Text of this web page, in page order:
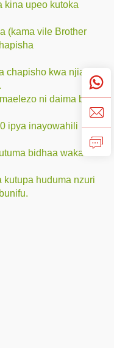
kina upeo kutoka
(kama vile Brother
chapisho kwa njia ya
ni daima bora
ipya inayowahili
bidhaa wakati
kutupa huduma nzuri